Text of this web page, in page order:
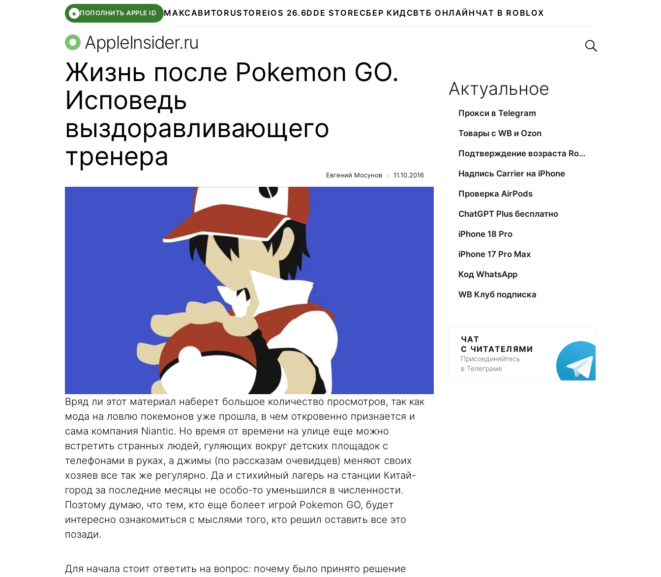
+ ПОПОЛНИТЬ APPLE ID МАКСАВИТО RUSTOREIOS 26.6DDE STORE СБЕР КИДСВТБ ОНЛАЙН ЧАТ В ROBLOX
AppleInsider.ru Поиск по сайту
Жизнь после Pokemon GO.
Исповедь
выздоравливающего
тренера
Евгений Мосунов 11.10.2016
Вряд ли этот материал наберет большое количество просмотров, так как
мода на ловлю покемонов уже прошла, в чем откровенно признается и
сама компания Niantic. Но время от времени на улице еще можно
встретить странных людей, гуляющих вокруг детских площадок с
телефонами в руках, а джимы (по рассказам очевидцев) меняют своих
хозяев все так же регулярно. Да и стихийный лагерь на станции Китай-
город за последние месяцы не особо-то уменьшился в численности.
Поэтому думаю, что тем, кто еще болеет игрой Pokemon GO, будет
интересно ознакомиться с мыслями того, кто решил оставить все это
позади.
Для начала стоит ответить на вопрос: почему было принято решение
Актуальное
Прокси в Telegram
Товары с WB и Ozon
Подтверждение возраста Roblox
Надпись Carrier на iPhone
Проверка AirPods
ChatGPT Plus бесплатно
iPhone 18 Pro
iPhone 17 Pro Max
Код WhatsApp
WB Клуб подписка
ЧАТ
С ЧИТАТЕЛЯМИ
Присоединяйтесь
в Телеграме